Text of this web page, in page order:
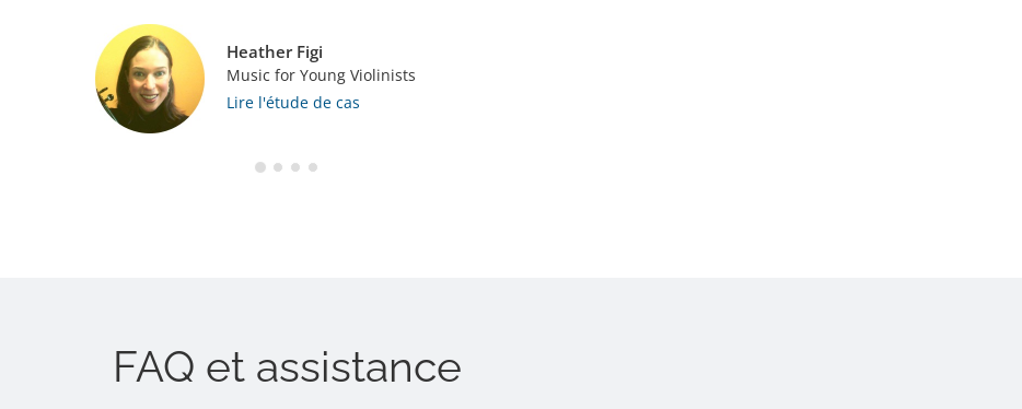
Heather Figi
Music for Young Violinists
Lire l'étude de cas
FAQ et assistance